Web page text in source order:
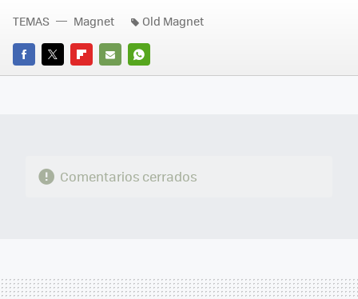
FACEBOOK
TWITTERFLIPBOARD
E-
WHATSAPP
TEMAS Magnet Old Magnet
Comentarios cerrados